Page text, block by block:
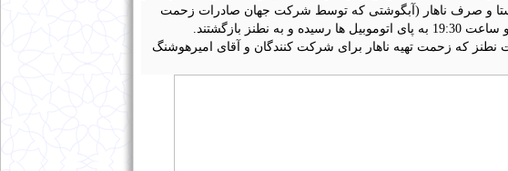
از روستا و صرف ناهار (آبگوشتی که توسط شرکت جهان صادرات زحمت
که زحمت تهیه ناهار برای شرکت کنندگان و آقای امیرهوشنگ